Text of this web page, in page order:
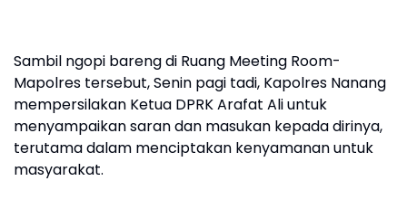
Sambil ngopi bareng di Ruang Meeting Room-
Mapolres tersebut, Senin pagi tadi, Kapolres Nanang
mempersilakan Ketua DPRK Arafat Ali untuk
menyampaikan saran dan masukan kepada dirinya,
terutama dalam menciptakan kenyamanan untuk
masyarakat.